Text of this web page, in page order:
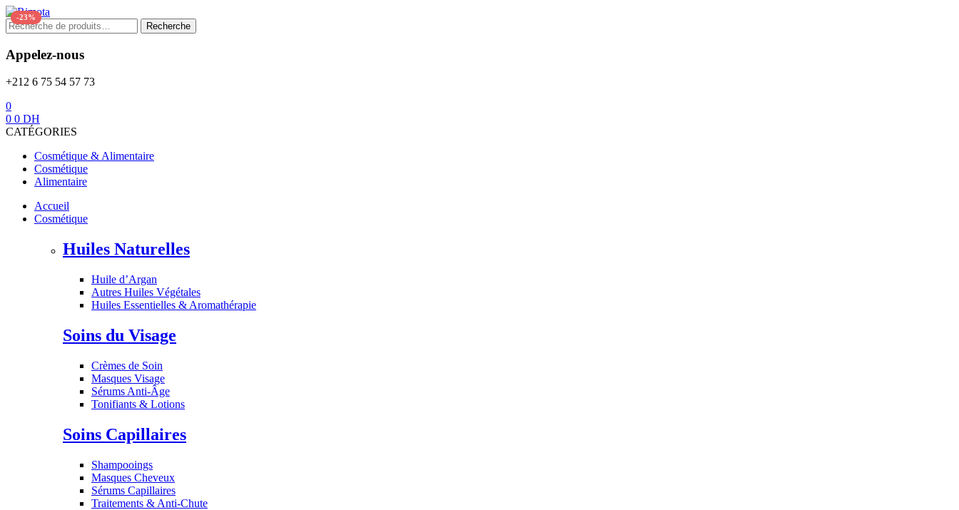
Menu
Recherche
pour :
Recherche
Appelez-nous
+212 6 75 54 57 73
0
0 0 DH
CATÉGORIES
Cosmétique & Alimentaire
Cosmétique
Alimentaire
Accueil
Cosmétique
Huiles Naturelles
Huile d’Argan
Autres Huiles Végétales
Huiles Essentielles & Aromathérapie
Soins du Visage
Crèmes de Soin
Masques Visage
Sérums Anti-Âge
Tonifiants & Lotions
Soins Capillaires
Shampooings
Masques Cheveux
Sérums Capillaires
Traitements & Anti-Chute
-23%